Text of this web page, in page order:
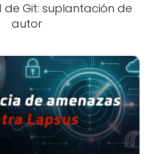
Git: suplantación de
autor